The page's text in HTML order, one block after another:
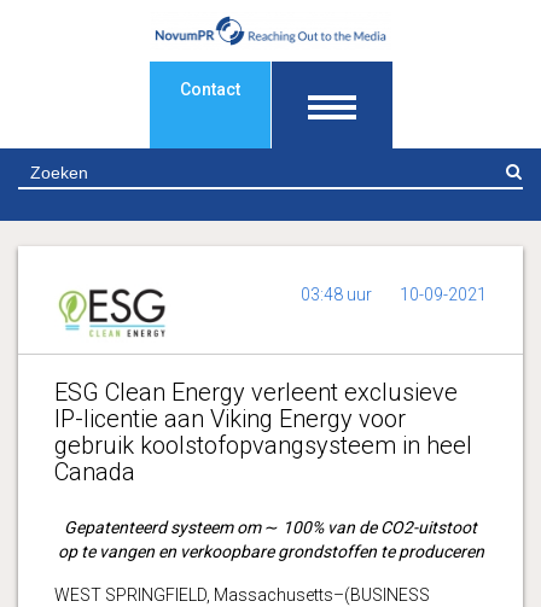
Contact
03:48 uur 10-09-2021
ESG Clean Energy verleent exclusieve
IP-licentie aan Viking Energy voor
gebruik koolstofopvangsysteem in heel
Canada
Gepatenteerd systeem om∼ 100% van de CO2-uitstoot
op te vangen en verkoopbare grondstoffen te produceren
WEST SPRINGFIELD, Massachusetts–(BUSINESS